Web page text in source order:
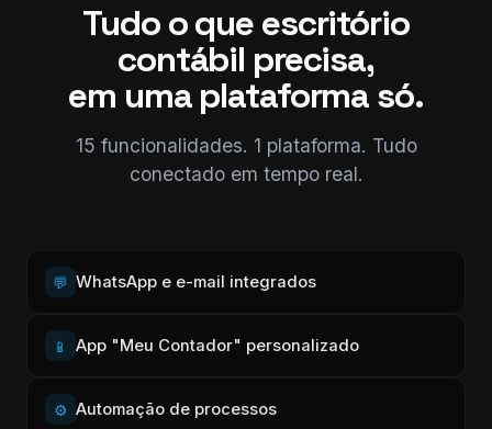
Tudo o que escritório
contábil precisa,
em uma plataforma só.
15 funcionalidades. 1 plataforma. Tudo
conectado em tempo real.
💬 WhatsApp e e-mail integrados
📱 App "Meu Contador" personalizado
⚙️ Automação de processos